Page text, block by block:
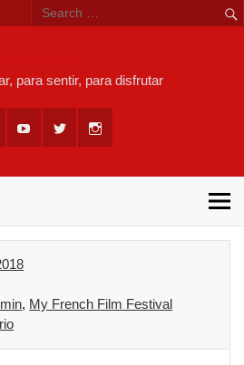
para sentir, para disfrutar
, My French Film Festival